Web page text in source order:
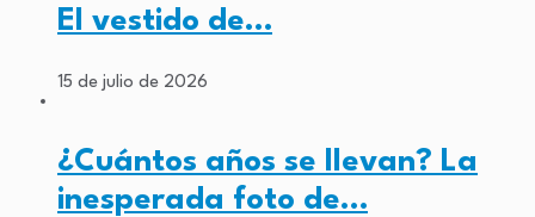
El vestido de…
15 de julio de 2026
¿Cuántos años se llevan? La
inesperada foto de…